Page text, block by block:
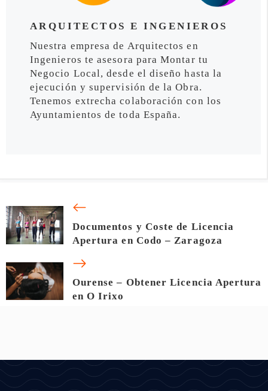
ARQUITECTOS E INGENIEROS
Nuestra empresa de Arquitectos en
Ingenieros te asesora para Montar tu
Negocio Local, desde el diseño hasta la
ejecución y supervisión de la Obra.
Tenemos extrecha colaboración con los
Ayuntamientos de toda España.
Documentos y Coste de Licencia
Apertura en Codo – Zaragoza
Ourense – Obtener Licencia Apertura
en O Irixo